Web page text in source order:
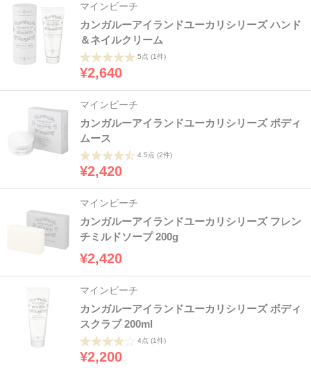
マインビーチ
カンガルーアイランドユーカリシリーズ ハンド
＆ネイルクリーム
5点 (1件)
¥2,640
マインビーチ
カンガルーアイランドユーカリシリーズ ボディ
ムース
4.5点 (2件)
¥2,420
マインビーチ
カンガルーアイランドユーカリシリーズ フレン
チミルドソープ 200g
¥2,420
マインビーチ
カンガルーアイランドユーカリシリーズ ボディ
スクラブ 200ml
4点 (1件)
¥2,200